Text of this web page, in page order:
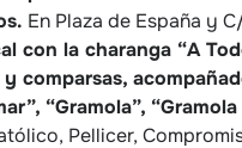
En Plaza de España y
con la charanga “A
comparsas,
“Gramola”,
Pellicer,